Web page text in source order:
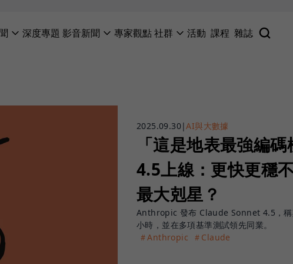
深度專題 影音新聞 專家觀點社群 活動 課程 雜誌
2025.09.30|AI與大數據
「這是地表最強編
4.5上線：更快更穩
最大剋星？
Anthropic 發布 Claude Sonnet 4.5，稱
小時，並在多項基準測試領先同業。
＃Anthropic
＃Claude